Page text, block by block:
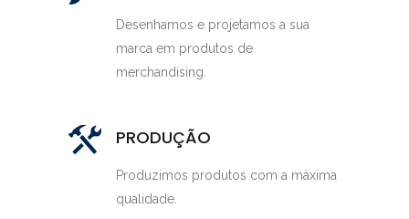
Desenhamos e projetamos a sua
marca em produtos de
merchandising.
PRODUÇÃO
Produzimos produtos com a máxima
qualidade.